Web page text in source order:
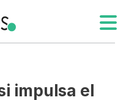
impulsa el